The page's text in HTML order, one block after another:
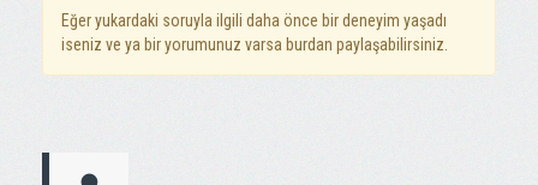
Eğer yukardaki soruyla ilgili daha önce bir deneyim yaşadı
iseniz ve ya bir yorumunuz varsa burdan paylaşabilirsiniz.